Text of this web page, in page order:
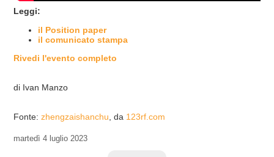
Leggi:
il Position paper
il comunicato stampa
Rivedi l'evento completo
di Ivan Manzo
Fonte: zhengzaishanchu , da 123rf.com
martedì 4 luglio 2023